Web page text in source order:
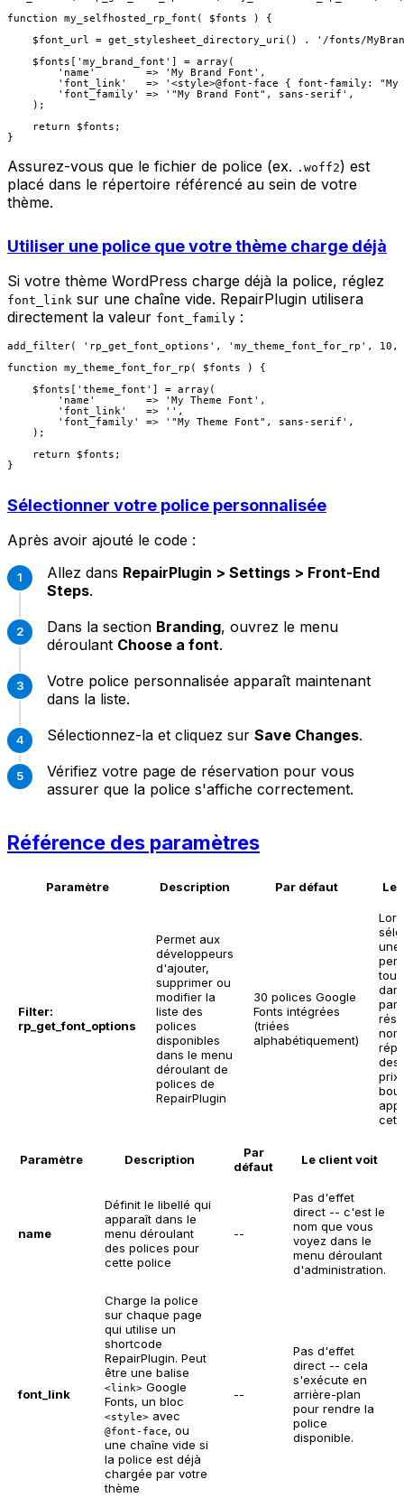
function my_selfhosted_rp_font( $fonts ) {
$font_url = get_stylesheet_directory_uri() . '/fonts/
    $fonts['my_brand_font'] = array(
        'name'        => 'My Brand Font',
'font_link'   => '<style>@font-face { font-family:
        'font_family' => '"My Brand Font", sans-serif',
    );
    return $fonts;
Assurez-vous que le fichier de police (ex. .woff2) est
placé dans le répertoire référencé au sein de votre
thème.
Utiliser une police que votre thème charge déjà
Si votre thème WordPress charge déjà la police, réglez
font_link sur une chaîne vide. RepairPlugin utilisera
directement la valeur font_family :
add_filter( 'rp_get_font_options', 'my_theme_font_for_rp',
function my_theme_font_for_rp( $fonts ) {
    $fonts['theme_font'] = array(
        'name'        => 'My Theme Font',
        'font_link'   => '',
        'font_family' => '"My Theme Font", sans-serif',
    );
    return $fonts;
Sélectionner votre police personnalisée
Après avoir ajouté le code :
Allez dans RepairPlugin > Settings > Front-End
Steps.
Dans la section Branding, ouvrez le menu
déroulant Choose a font.
Votre police personnalisée apparaît maintenant
dans la liste.
Sélectionnez-la et cliquez sur Save Changes.
Vérifiez votre page de réservation pour vous
assurer que la police s'affiche correctement.
Référence des paramètres
Paramètre Description Par défaut Le
Filter:
rp_get_font_options
Permet aux
développeurs
d'ajouter,
supprimer ou
modifier la
liste des
polices
disponibles
dans le menu
déroulant de
polices de
RepairPlugin
30 polices Google
Fonts intégrées
(triées
alphabétiquement)
une
tout
prix
Paramètre Description
Par
défaut
Le client voit
name
Définit le libellé qui
apparaît dans le
menu déroulant
des polices pour
cette police
--
Pas d'effet
direct -- c'est le
nom que vous
voyez dans le
menu déroulant
d'administration.
font_link
Charge la police
sur chaque page
qui utilise un
shortcode
RepairPlugin. Peut
être une balise
<link> Google
Fonts, un bloc
<style> avec
@font-face, ou
une chaîne vide si
la police est déjà
chargée par votre
thème
--
Pas d'effet
direct -- cela
s'exécute en
arrière-plan
pour rendre la
police
disponible.